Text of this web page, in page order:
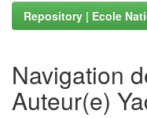
Repository | Ecole
Navigation
Auteur(e)